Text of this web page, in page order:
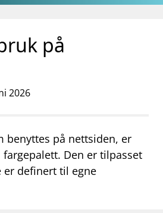
på
2026
benyttes på nettsiden, er
Den er tilpasset
er definert til egne